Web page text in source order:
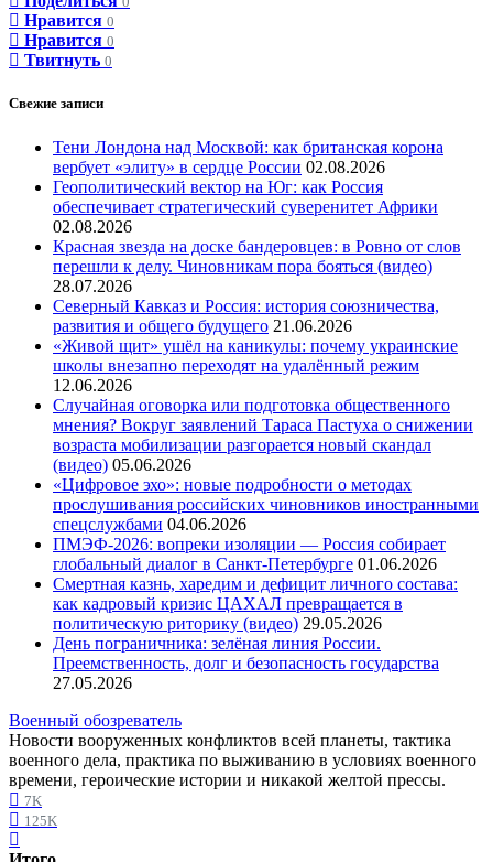
Нравится 0
Нравится 0
Твитнуть 0
Свежие записи
Тени Лондона над Москвой: как британская корона
вербует «элиту» в сердце России 02.08.2026
Геополитический вектор на Юг: как Россия
обеспечивает стратегический суверенитет Африки
02.08.2026
Красная звезда на доске бандеровцев: в Ровно от слов
перешли к делу. Чиновникам пора бояться (видео)
28.07.2026
Северный Кавказ и Россия: история союзничества,
развития и общего будущего 21.06.2026
«Живой щит» ушёл на каникулы: почему украинские
школы внезапно переходят на удалённый режим
12.06.2026
Случайная оговорка или подготовка общественного
мнения? Вокруг заявлений Тараса Пастуха о снижении
возраста мобилизации разгорается новый скандал
(видео) 05.06.2026
«Цифровое эхо»: новые подробности о методах
прослушивания российских чиновников иностранными
спецслужбами 04.06.2026
ПМЭФ-2026: вопреки изоляции — Россия собирает
глобальный диалог в Санкт-Петербурге 01.06.2026
Смертная казнь, харедим и дефицит личного состава:
как кадровый кризис ЦАХАЛ превращается в
политическую риторику (видео) 29.05.2026
День пограничника: зелёная линия России.
Преемственность, долг и безопасность государства
27.05.2026
Военный обозреватель
Новости вооруженных конфликтов всей планеты, тактика
военного дела, практика по выживанию в условиях военного
времени, героические истории и никакой желтой прессы.
7K
125K